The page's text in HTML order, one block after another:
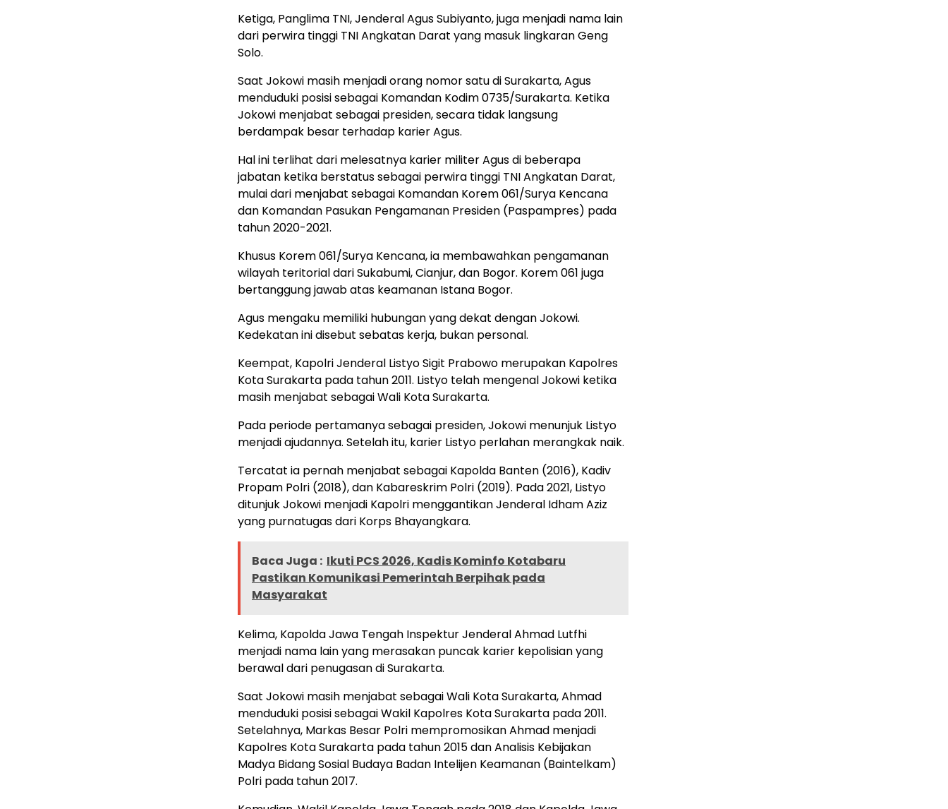
Ketiga, Panglima TNI, Jenderal Agus Subiyanto, juga menjadi nama lain
dari perwira tinggi TNI Angkatan Darat yang masuk lingkaran Geng
Solo.
Saat Jokowi masih menjadi orang nomor satu di Surakarta, Agus
menduduki posisi sebagai Komandan Kodim 0735/Surakarta. Ketika
Jokowi menjabat sebagai presiden, secara tidak langsung
berdampak besar terhadap karier Agus.
Hal ini terlihat dari melesatnya karier militer Agus di beberapa
jabatan ketika berstatus sebagai perwira tinggi TNI Angkatan Darat,
mulai dari menjabat sebagai Komandan Korem 061/Surya Kencana
dan Komandan Pasukan Pengamanan Presiden (Paspampres) pada
tahun 2020-2021.
Khusus Korem 061/Surya Kencana, ia membawahkan pengamanan
wilayah teritorial dari Sukabumi, Cianjur, dan Bogor. Korem 061 juga
bertanggung jawab atas keamanan Istana Bogor.
Agus mengaku memiliki hubungan yang dekat dengan Jokowi.
Kedekatan ini disebut sebatas kerja, bukan personal.
Keempat, Kapolri Jenderal Listyo Sigit Prabowo merupakan Kapolres
Kota Surakarta pada tahun 2011. Listyo telah mengenal Jokowi ketika
masih menjabat sebagai Wali Kota Surakarta.
Pada periode pertamanya sebagai presiden, Jokowi menunjuk Listyo
menjadi ajudannya. Setelah itu, karier Listyo perlahan merangkak naik.
Tercatat ia pernah menjabat sebagai Kapolda Banten (2016), Kadiv
Propam Polri (2018), dan Kabareskrim Polri (2019). Pada 2021, Listyo
ditunjuk Jokowi menjadi Kapolri menggantikan Jenderal Idham Aziz
yang purnatugas dari Korps Bhayangkara.
Baca Juga : Ikuti PCS 2026, Kadis Kominfo Kotabaru
Pastikan Komunikasi Pemerintah Berpihak pada
Masyarakat
Kelima, Kapolda Jawa Tengah Inspektur Jenderal Ahmad Lutfhi
menjadi nama lain yang merasakan puncak karier kepolisian yang
berawal dari penugasan di Surakarta.
Saat Jokowi masih menjabat sebagai Wali Kota Surakarta, Ahmad
menduduki posisi sebagai Wakil Kapolres Kota Surakarta pada 2011.
Setelahnya, Markas Besar Polri mempromosikan Ahmad menjadi
Kapolres Kota Surakarta pada tahun 2015 dan Analisis Kebijakan
Madya Bidang Sosial Budaya Badan Intelijen Keamanan (Baintelkam)
Polri pada tahun 2017.